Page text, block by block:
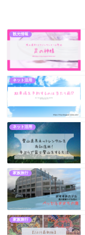
観光情報
ネット活用
ネット活用
家族旅行
家族旅行